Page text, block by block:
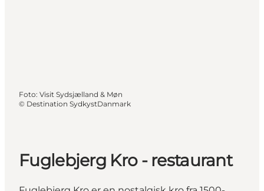
Foto: Visit Sydsjælland & Møn
© Destination SydkystDanmark
Fuglebjerg Kro - restaurant